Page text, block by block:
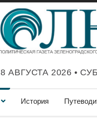
8 АВГУСТА 2026 •
История